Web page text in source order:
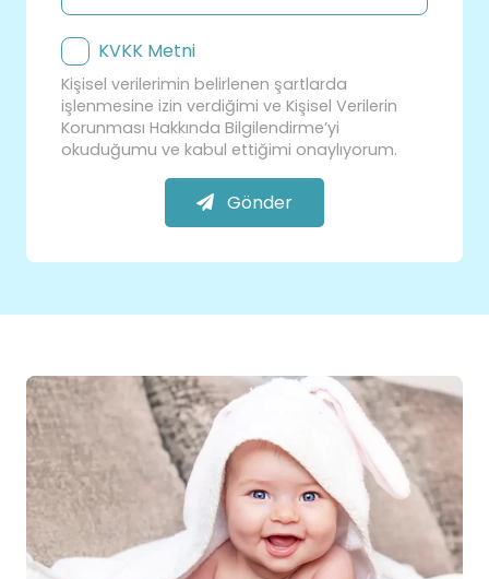
KVKK Metni
Kişisel verilerimin belirlenen şartlarda
işlenmesine izin verdiğimi ve Kişisel Verilerin
Korunması Hakkında Bilgilendirme’yi
okuduğumu ve kabul ettiğimi onaylıyorum.
Gönder